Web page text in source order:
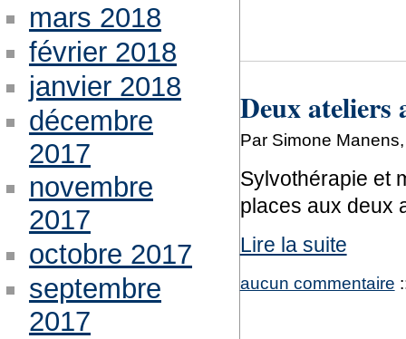
Deux
Par Simone
Sylvothérapie et
places aux deux
Lire la suite
aucun commentaire
mars 2018
février 2018
janvier 2018
décembre
2017
novembre
2017
octobre 2017
septembre
2017